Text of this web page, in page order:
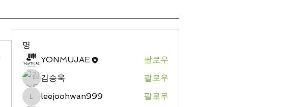
명
YONMUJAE
팔로우
김승욱
팔로우
leejoohwan999
leejoohwan999
팔로우